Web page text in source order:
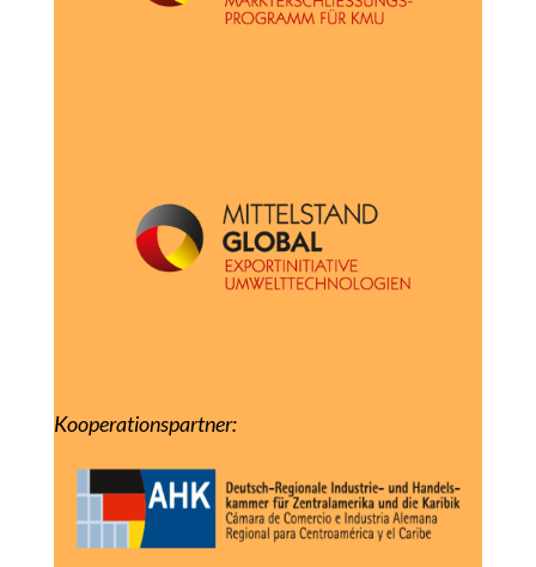
Kooperationspartner: